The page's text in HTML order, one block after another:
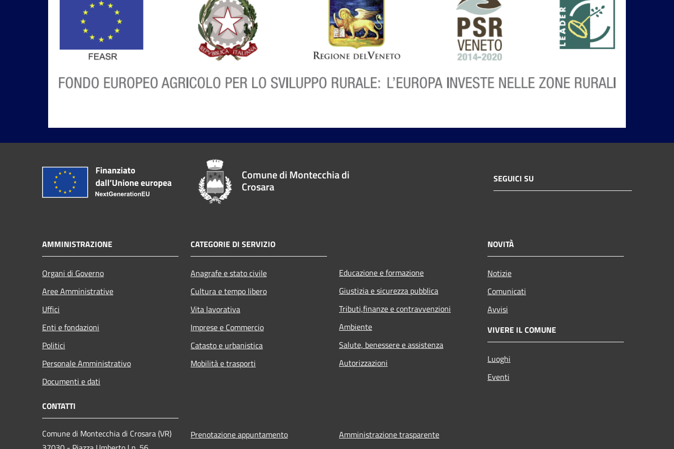
Comune di Montecchia di
Crosara
SEGUICI SU
AMMINISTRAZIONE
Organi di Governo
Aree Amministrative
Uffici
Enti e fondazioni
Politici
Personale Amministrativo
Documenti e dati
CATEGORIE DI SERVIZIO
Anagrafe e stato civile
Cultura e tempo libero
Vita lavorativa
Imprese e Commercio
Catasto e urbanistica
Mobilità e trasporti
Educazione e formazione
Giustizia e sicurezza pubblica
Tributi,finanze e contravvenzioni
Ambiente
Salute, benessere e assistenza
Autorizzazioni
NOVITÀ
Notizie
Comunicati
Avvisi
VIVERE IL COMUNE
Luoghi
Eventi
CONTATTI
Comune di Montecchia di Crosara (VR)
Prenotazione appuntamento
Amministrazione trasparente